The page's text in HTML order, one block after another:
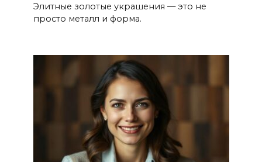
Элитные золотые украшения — это не
просто металл и форма.